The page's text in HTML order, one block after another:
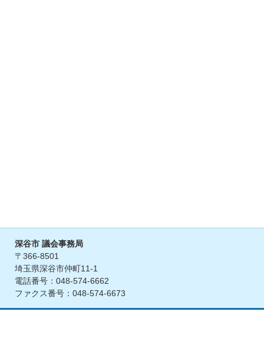
深谷市 議会事務局
〒366-8501
埼玉県深谷市仲町11-1
電話番号：048-574-6662
ファクス番号：048-574-6673